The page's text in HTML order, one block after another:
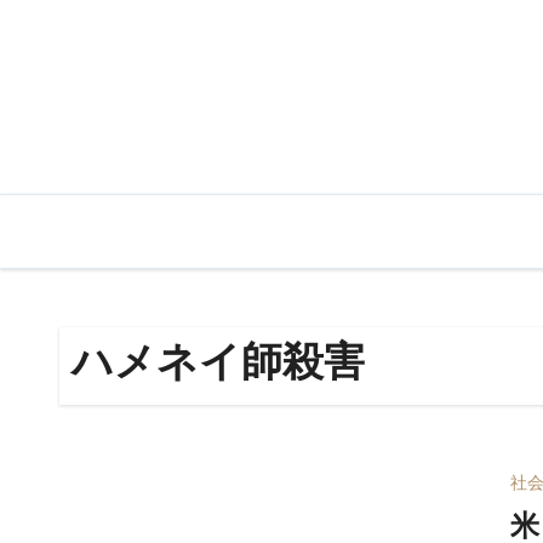
ハメネイ師殺害
社